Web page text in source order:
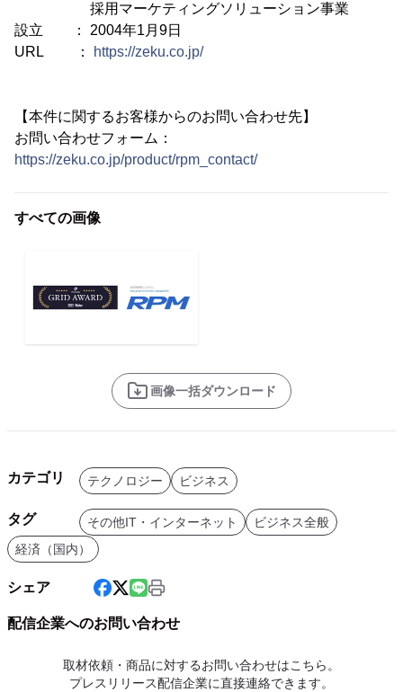
採用マーケティングソリューション事業
設立 ： 2004年1月9日
URL ：
https://zeku.co.jp/
【本件に関するお客様からのお問い合わせ先】
お問い合わせフォーム：
https://zeku.co.jp/product/rpm_contact/
すべての画像
画像一括ダウンロード
カテゴリ テクノロジー ビジネス
タグ その他IT・インターネット
ビジネス全般
経済（国内）
シェア
配信企業へのお問い合わせ
取材依頼・商品に対するお問い合わせはこちら。
プレスリリース配信企業に直接連絡できます。